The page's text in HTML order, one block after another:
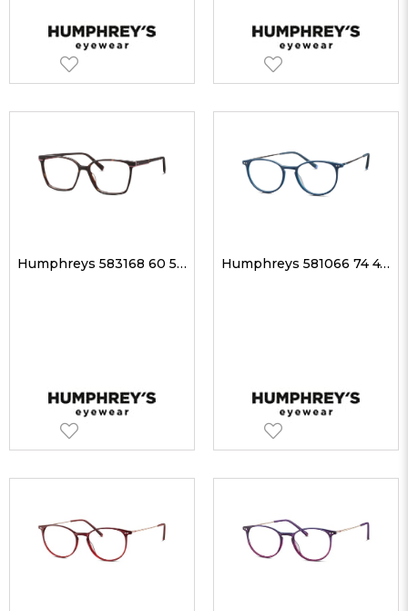
Humphreys 583168 60 55-14 Kadın Optik Gözlükler Humphreys 581066 74 47-17 Unisex Optik Gözlükler